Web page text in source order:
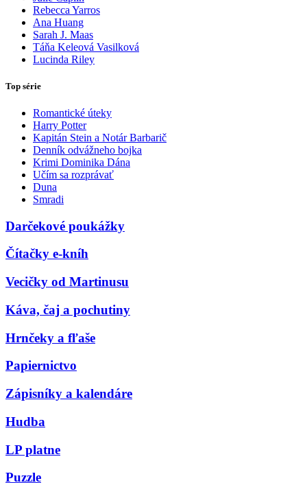
Rebecca Yarros
Ana Huang
Sarah J. Maas
Táňa Keleová Vasilková
Lucinda Riley
Top série
Romantické úteky
Harry Potter
Kapitán Stein a Notár Barbarič
Denník odvážneho bojka
Krimi Dominika Dána
Učím sa rozprávať
Duna
Smradi
Darčekové poukážky
Čítačky e-kníh
Vecičky od Martinusu
Káva, čaj a pochutiny
Hrnčeky a fľaše
Papiernictvo
Zápisníky a kalendáre
Hudba
LP platne
Puzzle